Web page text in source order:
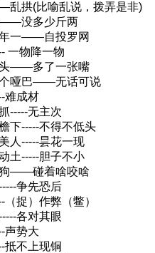
乱拱(比喻乱说，拨弄是非)
——没多少斤两
年一—―自投罗网
一物降一物
头――多了一张嘴
个哑巴――无话可说
难成材
-----无主次
下-----不得不低头
人-----昙花一现
土-----胆子不小
狗――碰着啥咬啥
争先恐后
捉）作弊（鳖）
各对其眼
声势大
抵不上现铜